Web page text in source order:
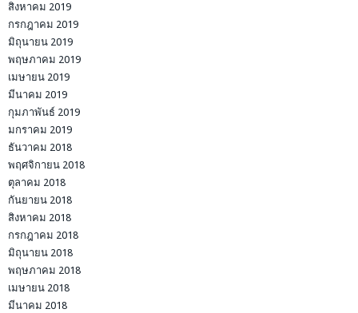
สิงหาคม 2019
กรกฎาคม 2019
มิถุนายน 2019
พฤษภาคม 2019
เมษายน 2019
มีนาคม 2019
กุมภาพันธ์ 2019
มกราคม 2019
ธันวาคม 2018
พฤศจิกายน 2018
ตุลาคม 2018
กันยายน 2018
สิงหาคม 2018
กรกฎาคม 2018
มิถุนายน 2018
พฤษภาคม 2018
เมษายน 2018
มีนาคม 2018